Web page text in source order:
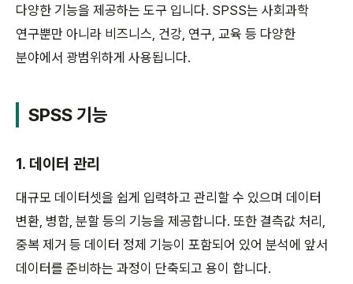
다양한 기능을 제공하는 도구 입니다. SPSS는 사회과학
연구뿐만 아니라 비즈니스, 건강, 연구, 교육 등 다양한
분야에서 광범위하게 사용됩니다.
SPSS 기능
1. 데이터 관리
대규모 데이터셋을 쉽게 입력하고 관리할 수 있으며 데이터
변환, 병합, 분할 등의 기능을 제공합니다. 또한 결측값 처리,
중복 제거 등 데이터 정제 기능이 포함되어 있어 분석에 앞서
데이터를 준비하는 과정이 단축되고 용이 합니다.